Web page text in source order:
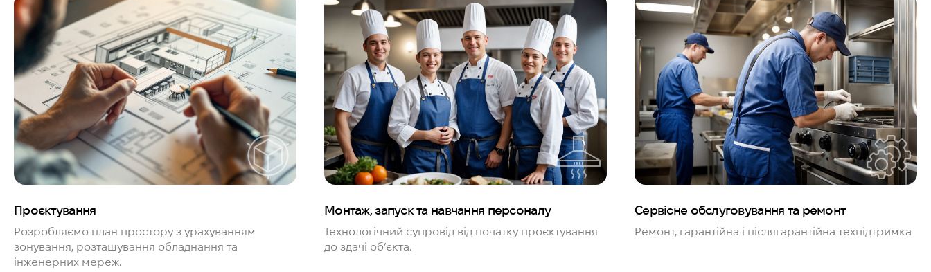
Проєктування
Розробляємо план простору з урахуванням
зонування, розташування обладнання та
інженерних мереж.
Монтаж, запуск та навчання персоналу
Технологічний супровід від початку проєктування
до здачі об’єкта.
Сервісне обслуговування та ремонт
Ремонт, гарантійна і післягарантійна техпідтримка